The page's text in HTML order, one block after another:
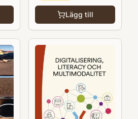
Lägg till